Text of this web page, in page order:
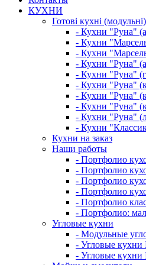
КУХНИ
Готові кухні (модульні)
- Кухни "Руна"
- Кухни
- Кухни
- Кухни "Руна"
- Кухни "Руна"
- Кухни "Руна"
- Кухни "Руна"
- Кухни "Руна"
- Кухни "Руна"
- Кухни
Кухни на заказ
Наши работы
- Портфолио
- Портфолио
- Портфолио
- Портфолио
- Портфолио
- Портфолио:
Угловые кухни
- Модульные
- Угловые кухни
- Угловые кухни